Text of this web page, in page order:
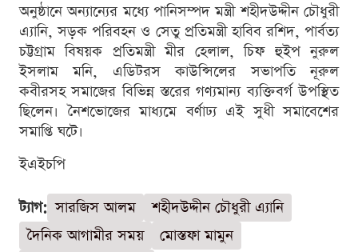
অনুষ্ঠানে অন্যান্যের মধ্যে পানিসম্পদ মন্ত্রী শহীদউদ্দীন চৌধুরী
এ্যানি, সড়ক পরিবহন ও সেতু প্রতিমন্ত্রী হাবিব রশিদ, পার্বত্য
চট্টগ্রাম বিষয়ক প্রতিমন্ত্রী মীর হেলাল, চিফ হুইপ নুরুল
ইসলাম মনি, এডিটরস কাউন্সিলের সভাপতি নূরুল
কবীরসহ সমাজের বিভিন্ন স্তরের গণ্যমান্য ব্যক্তিবর্গ উপস্থিত
ছিলেন। নৈশভোজের মাধ্যমে বর্ণাঢ্য এই সুধী সমাবেশের
সমাপ্তি ঘটে।
ইএইচপি
ট্যাগ: সারজিস আলম
শহীদউদ্দীন চৌধুরী এ্যানি
দৈনিক আগামীর সময়
মোস্তফা মামুন